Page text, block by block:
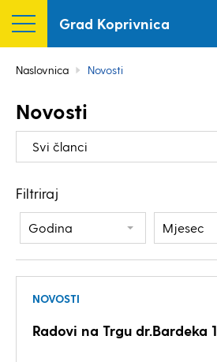
Grad Koprivnica
Naslovnica Novosti
Novosti
Svi članci
Filtriraj
Godina Mjesec
NOVOSTI
Radovi na Trgu dr.Bardeka 1